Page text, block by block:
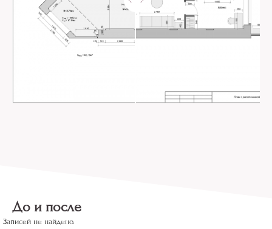
До и после
Записей не найдено.